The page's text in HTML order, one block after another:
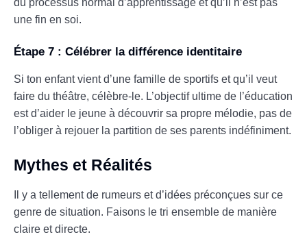
une fin en soi.
Étape 7 : Célébrer la différence identitaire
Si ton enfant vient d’une famille de sportifs et qu’il veut
faire du théâtre, célèbre-le. L’objectif ultime de l’éducation
est d’aider le jeune à découvrir sa propre mélodie, pas de
l’obliger à rejouer la partition de ses parents indéfiniment.
Mythes et Réalités
Il y a tellement de rumeurs et d’idées préconçues sur ce
genre de situation. Faisons le tri ensemble de manière
claire et directe.